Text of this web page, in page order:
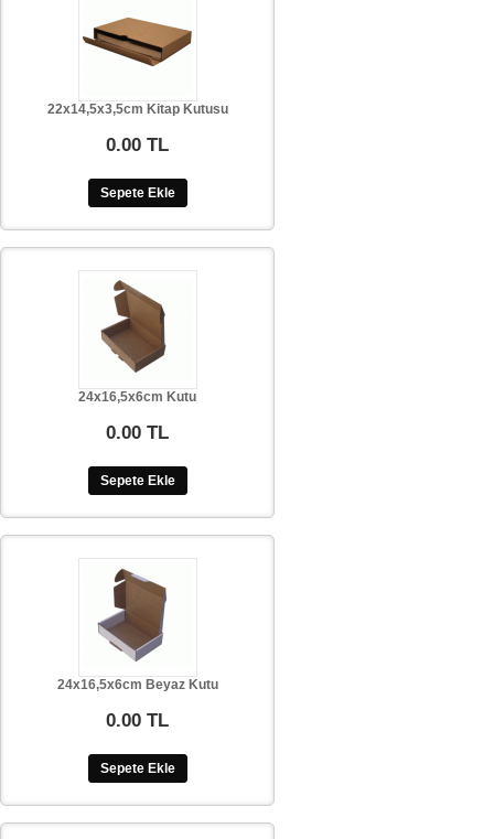
22x14,5x3,5cm Kitap Kutusu
0.00 TL
Sepete Ekle
24x16,5x6cm Kutu
0.00 TL
Sepete Ekle
24x16,5x6cm Beyaz Kutu
0.00 TL
Sepete Ekle